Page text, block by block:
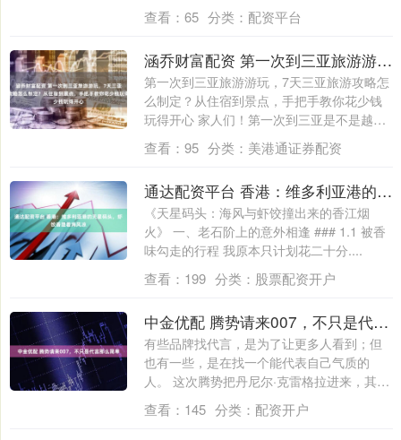
的....
查看： 65 分类： 配资平台
涵乔财富配资 第一次到三亚旅游游玩，7天三亚旅游攻略怎么制定？从住宿到景点，手把手教你花少钱玩得开心
第一次到三亚旅游游玩，7天三亚旅游攻略怎
么制定？从住宿到景点，手把手教你花少钱
玩得开心 家人们！第一次到三亚是不是越做
攻....
查看： 95 分类： 美港通证券配资
通达配资平台 香港：维多利亚港的天星码头，虾饺香混着海风凉
《天星码头：海风与虾饺撞出来的香江烟
火》 一、老石阶上的意外相逢 ### 1.1 被香
味勾走的行程 我原本只计划花二十分....
查看： 199 分类： 股票配资开户
中金优配 腾势请来007，不只是代言那么简单
有些品牌找代言，是为了让更多人看到；但
也有一些，是在找一个能代表自己气质的
人。 这次腾势把丹尼尔·克雷格拉进来，其实
挺有....
查看： 145 分类： 配资开户